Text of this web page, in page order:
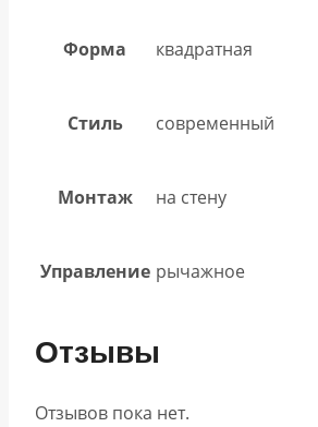
Форма квадратная
Стиль современный
Монтаж на стену
Управление рычажное
Отзывы
Отзывов пока нет.